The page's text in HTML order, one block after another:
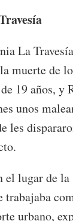
La
muerte de
19 años, y
unos
les
el lugar de
trabajaba
urbano,